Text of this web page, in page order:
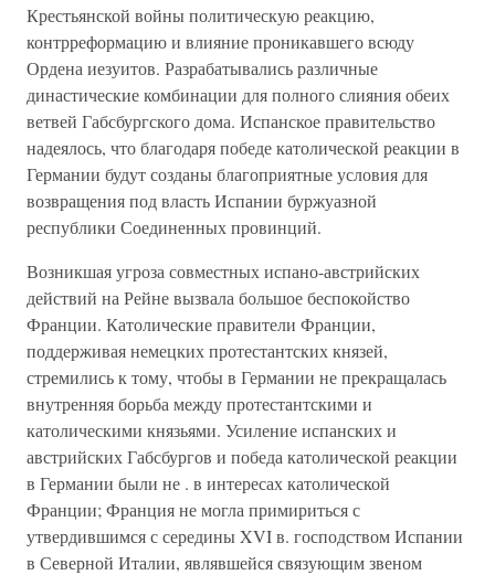
Крестьянской войны политическую реакцию,
контрреформацию и влияние проникавшего всюду
Ордена иезуитов. Разрабатывались различные
династические комбинации для полного слияния обеих
ветвей Габсбургского дома. Испанское правительство
надеялось, что благодаря победе католической реакции в
Германии будут созданы благоприятные условия для
возвращения под власть Испании буржуазной
республики Соединенных провинций.
Возникшая угроза совместных испано-австрийских
действий на Рейне вызвала большое беспокойство
Франции. Католические правители Франции,
поддерживая немецких протестантских князей,
стремились к тому, чтобы в Германии не прекращалась
внутренняя борьба между протестантскими и
католическими князьями. Усиление испанских и
австрийских Габсбургов и победа католической реакции
в Германии были не . в интересах католической
Франции; Франция не могла примириться с
утвердившимся с середины XVI в. господством Испании
в Северной Италии, являвшейся связующим звеном